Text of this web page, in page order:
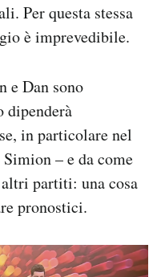
Per questa stessa
è imprevedibile.
e Dan sono
dipenderà
in particolare nel
– e da come
partiti: una cosa
pronostici.